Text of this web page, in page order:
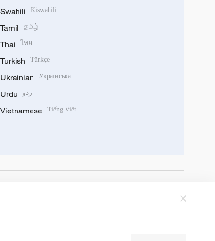
Swahili Kiswahili
Tamil தமிழ்
Thai ไทย
Turkish Türkçe
Ukrainian Українська
Urdu اردو
Vietnamese Tiếng Việt